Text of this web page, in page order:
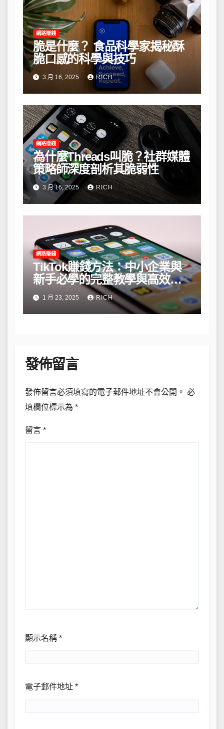
網路賺錢
脆是什麼？ 食品科學家揭秘酥
脆口感的科學與技巧
3 月 16, 2025 RICH
網路賺錢
為什麼Threads叫脆？社群媒體
策略師深度剖析其脆弱性
3 月 16, 2025 RICH
網路賺錢
TikTok賺錢方法：中小企業與
新手必學的完整教學與高效策
略1 月 23, 2025 RICH
發佈留言
發佈留言必須填寫的電子郵件地址不會公開。 必
填欄位標示為 *
留言 *
顯示名稱 *
電子郵件地址 *